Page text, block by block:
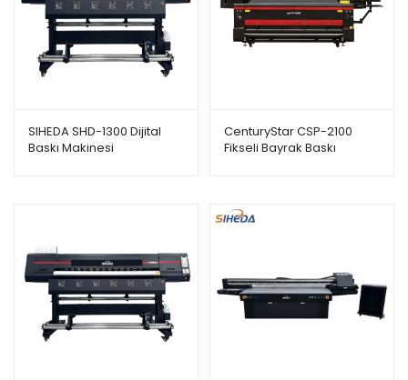
SIHEDA SHD-1300 Dijital
Baskı Makinesi
CenturyStar CSP-2100
Fikseli Bayrak Baskı